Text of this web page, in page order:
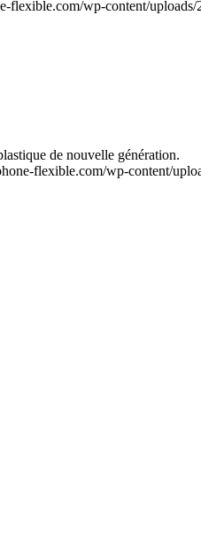
flexible.com/wp-content/
de nouvelle génération.
flexible.com/wp-content/